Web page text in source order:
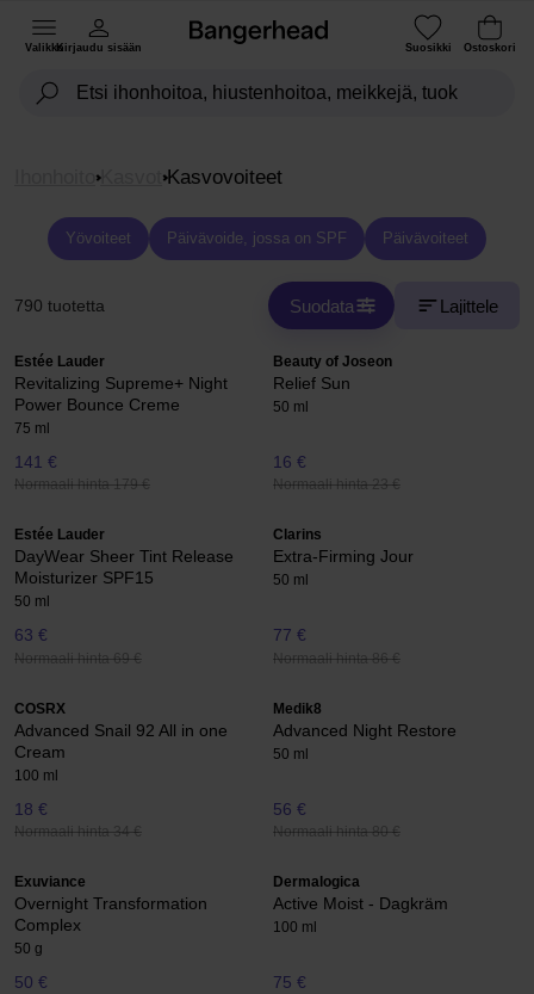
ValikkoKirjaudu sisään Suosikki Ostoskori
Kasvot Kasvovoiteet
Yövoiteet Päivävoide, jossa on SPF Päivävoiteet
790 tuotetta Suodata Lajittele
Estée Lauder
Revitalizing Supreme+ Night
Power Bounce Creme
75 ml
141 €
Normaali hinta 179 €
Beauty of Joseon
Relief Sun
50 ml
16 €
Normaali hinta 23 €
Estée Lauder
DayWear Sheer Tint Release
Moisturizer SPF15
50 ml
63 €
Normaali hinta 69 €
Clarins
Extra-Firming Jour
50 ml
77 €
Normaali hinta 86 €
COSRX
Advanced Snail 92 All in one
Cream
100 ml
18 €
Normaali hinta 34 €
Medik8
Advanced Night Restore
50 ml
56 €
Normaali hinta 80 €
Exuviance
Overnight Transformation
Complex
50 g
50 €
Dermalogica
Active Moist - Dagkräm
100 ml
75 €